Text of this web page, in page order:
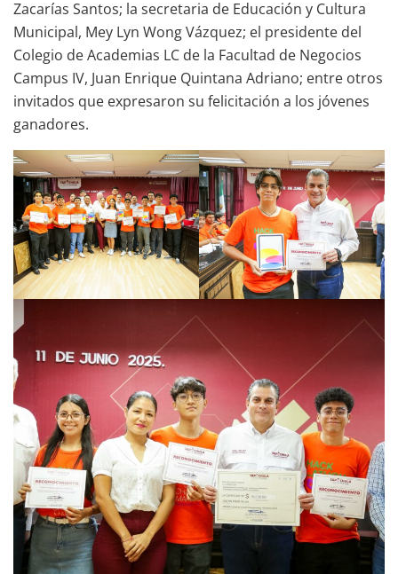
Zacarías Santos; la secretaria de Educación y Cultura
Municipal, Mey Lyn Wong Vázquez; el presidente del
Colegio de Academias LC de la Facultad de Negocios
Campus IV, Juan Enrique Quintana Adriano; entre otros
invitados que expresaron su felicitación a los jóvenes
ganadores.